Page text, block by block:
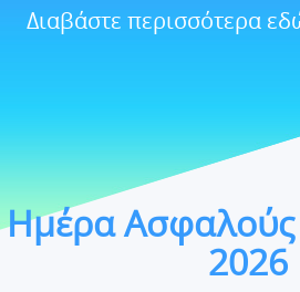
Διαβάστε περισσότερα
Ημέρα Ασφαλούς
2026